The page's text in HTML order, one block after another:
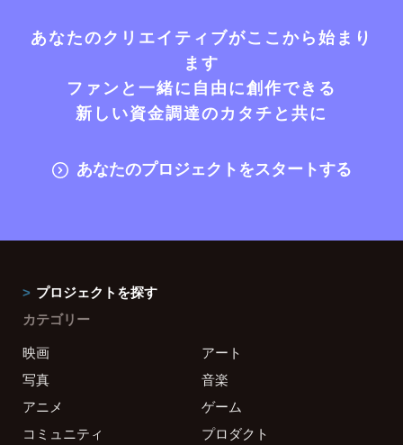
あなたのクリエイティブがここから始まり
ます
ファンと一緒に自由に創作できる
新しい資金調達のカタチと共に
あなたのプロジェクトをスタートする
プロジェクトを探す
カテゴリー
映画
アート
写真
音楽
アニメ
ゲーム
コミュニティ
プロダクト